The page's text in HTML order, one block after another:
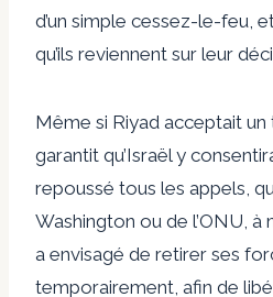
d’un simple cessez-le-feu,
qu’ils reviennent sur leur
Même si Riyad acceptait un
garantit qu’Israël y
repoussé tous les appels,
Washington ou de l’ONU,
a envisagé de retirer ses
temporairement, afin de